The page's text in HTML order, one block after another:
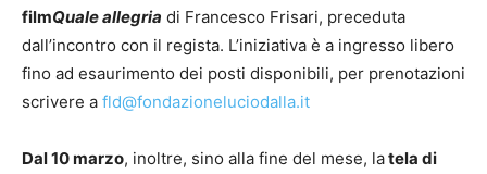
filmQuale allegria di Francesco Frisari, preceduta
dall’incontro con il regista. L’iniziativa è a ingresso libero
fino ad esaurimento dei posti disponibili, per prenotazioni
scrivere a fld@fondazioneluciodalla.it
Dal 10 marzo, inoltre, sino alla fine del mese, latela di